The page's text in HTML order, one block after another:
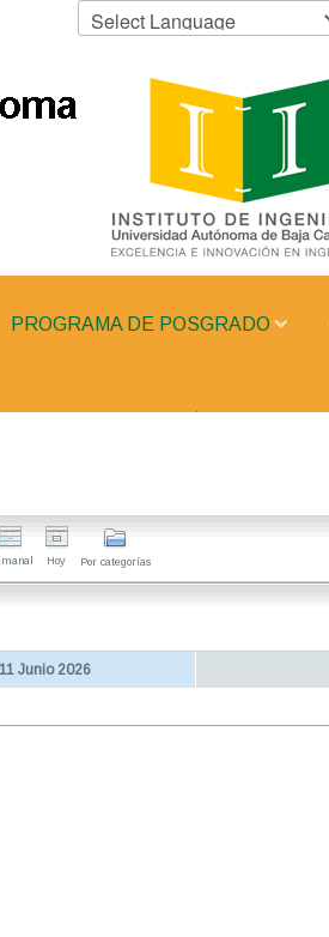
PROGRAMA DE POSGRADO
Hoy Por categorías
Junio 2026